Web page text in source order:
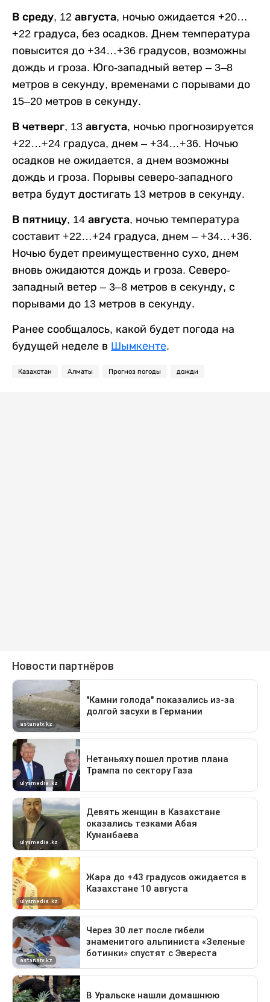
В среду, 12 августа, ночью ожидается +20…
+22 градуса, без осадков. Днем температура
повысится до +34…+36 градусов, возможны
дождь и гроза. Юго-западный ветер – 3–8
метров в секунду, временами с порывами до
15–20 метров в секунду.
В четверг, 13 августа, ночью прогнозируется
+22…+24 градуса, днем – +34…+36. Ночью
осадков не ожидается, а днем возможны
дождь и гроза. Порывы северо-западного
ветра будут достигать 13 метров в секунду.
В пятницу, 14 августа, ночью температура
составит +22…+24 градуса, днем – +34…+36.
Ночью будет преимущественно сухо, днем
вновь ожидаются дождь и гроза. Северо-
западный ветер – 3–8 метров в секунду, с
порывами до 13 метров в секунду.
Ранее сообщалось, какой будет погода на
будущей неделе в Шымкенте.
Казахстан Алматы Прогноз погоды дожди